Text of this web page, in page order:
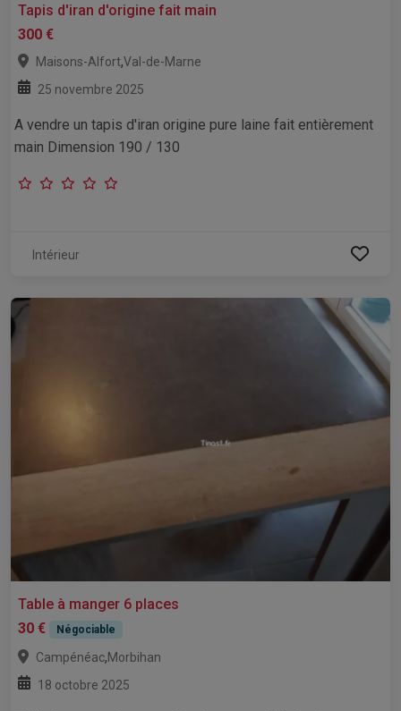
Tapis d'iran d'origine fait main
300 €
Maisons-Alfort,Val-de-Marne
25 novembre 2025
A vendre un tapis d'iran origine pure laine fait entièrement
main Dimension 190 / 130
Intérieur
Table à manger 6 places
30 €
Négociable
Campénéac,Morbihan
18 octobre 2025